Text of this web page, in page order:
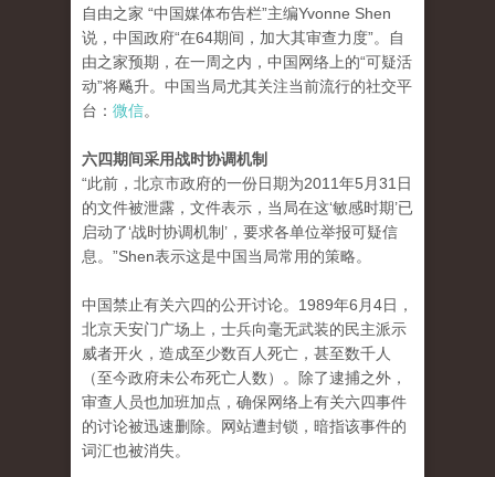
自由之家 “中国媒体布告栏”主编Yvonne Shen
说，中国政府“在64期间，加大其审查力度”。自
由之家预期，在一周之内，中国网络上的“可疑活
动”将飚升。中国当局尤其关注当前流行的社交平
台： 微信。
六四期间采用战时协调机制
“此前，北京市政府的一份日期为2011年5月31日
的文件被泄露，文件表示，当局在这‘敏感时期’已
启动了‘战时协调机制’，要求各单位举报可疑信
息。”Shen表示这是中国当局常用的策略。
中国禁止有关六四的公开讨论。1989年6月4日，
北京天安门广场上，士兵向毫无武装的民主派示
威者开火，造成至少数百人死亡，甚至数千人
（至今政府未公布死亡人数）。除了逮捕之外，
审查人员也加班加点，确保网络上有关六四事件
的讨论被迅速删除。网站遭封锁，暗指该事件的
词汇也被消失。